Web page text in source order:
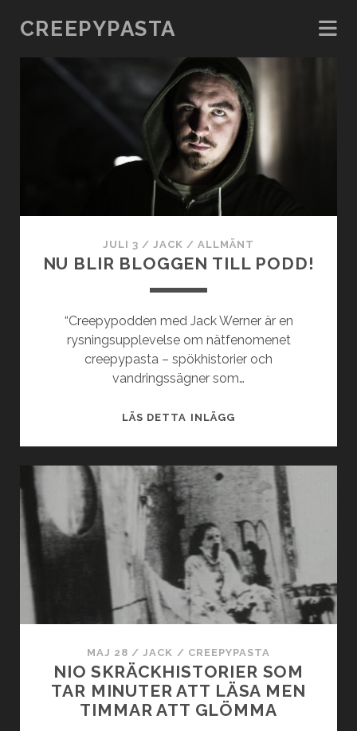
CREEPYPASTA
Creepypasta
Inlägg
JULI 3 / JACK /ALLMÄNT
NU BLIR BLOGGEN TILL PODD!
“Creepypodden med Jack Werner är en
rysningsupplevelse om nätfenomenet
creepypasta – spökhistorier och
vandringssägner som…
LÄS DETTA INLÄGGNU
TILL
PODD!
MAJ 28 /JACK / CREEPYPASTA
NIO SKRÄCKHISTORIER SOM
TAR MINUTER ATT LÄSA MEN
TIMMAR ATT GLÖMMA